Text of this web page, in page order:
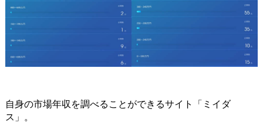
自身の市場年収を調べることができるサイト「ミイダ
ス」。